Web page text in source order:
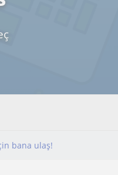
bana ulaş!